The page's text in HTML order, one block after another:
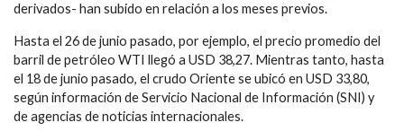
derivados- han subido en relación a los meses previos.
Hasta el 26 de junio pasado, por ejemplo, el precio promedio del
barril de petróleo WTI llegó a USD 38,27. Mientras tanto, hasta
el 18 de junio pasado, el crudo Oriente se ubicó en USD 33,80,
según información de Servicio Nacional de Información (SNI) y
de agencias de noticias internacionales.